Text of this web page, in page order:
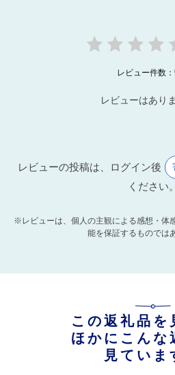
レビュー件数：
レビューはあり
レビューの投稿は、ログイン後
ください。
※レビューは、個人の主観による感想・体
能を保証するものでは
この返礼品を
ほかにこんな
見ていま